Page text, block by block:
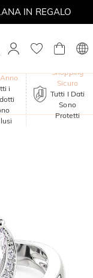
IN REGALO
i
Shopping
Sicuro
Tutti I Dati
Sono
Protetti